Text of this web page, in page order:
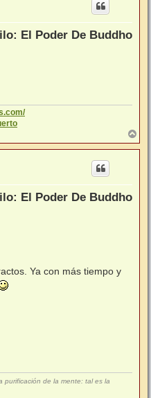
El Poder De Buddho
r
r
El Poder De Buddho
Ya con más tiempo y
purificación de la mente: tal es la